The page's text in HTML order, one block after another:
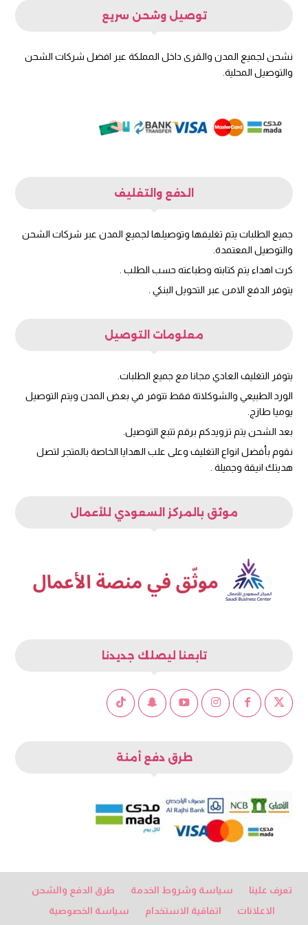
توصيل وشحن سريع
نشحن لجميع المدن والقرى داخل المملكة عبر افضل شركات الشحن
والتوصيل المحلية.
الدفع والتغليف
جميع الطلبات يتم تغليفها وتوصيلها لجميع المدن عبر شركات الشحن
والتوصيل المعتمدة.
كرت اهداء يتم كتابته وطباعته حسب الطلب .
يتوفر الدفع الامن عبر التحويل البنكي .
معلومات التوصيل
يتوفر التغليف العادي مجانا مع جميع الطلبات.
الورد الطبيعي والشوكلاتة فقط تتوفر في بعض المدن ويتم التوصيل
يوميا طازج.
بعد الشحن يتم تزويدكم برقم تتبع التوصيل.
نقوم بأفضل انواع التغليف وعلى علب الهدايا الخاصة بالمتجر لتصل
هديتك انيقة وجميلة .
موثق بالمركز السعودي للأعمال
تابعنا ليصلك جديدنا
طرق دفع أمنة
تعرف علينا سياسة وشروط الخدمة
طرق الدفع والشحن
الاعلانات
اتفاقية الاستخدام سياسة الخصوصية